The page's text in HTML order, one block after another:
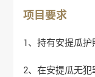
项目要求
1、持有安提瓜护
2、在安提瓜无犯